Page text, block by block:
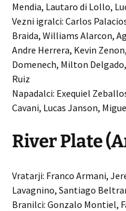
Mendia, Lautaro di Lollo,
Vezni igralci: Carlos
Braida, Williams Alarcon,
Andre Herrera, Kevin
Domenech, Milton
Ruiz
Napadalci: Exequiel
Cavani, Lucas Janson,
River Plate
Vratarji: Franco Armani,
Lavagnino, Santiago
Branilci: Gonzalo Montiel,